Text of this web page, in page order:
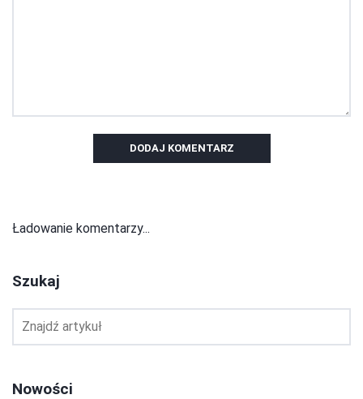
DODAJ KOMENTARZ
Ładowanie komentarzy...
Szukaj
Nowości